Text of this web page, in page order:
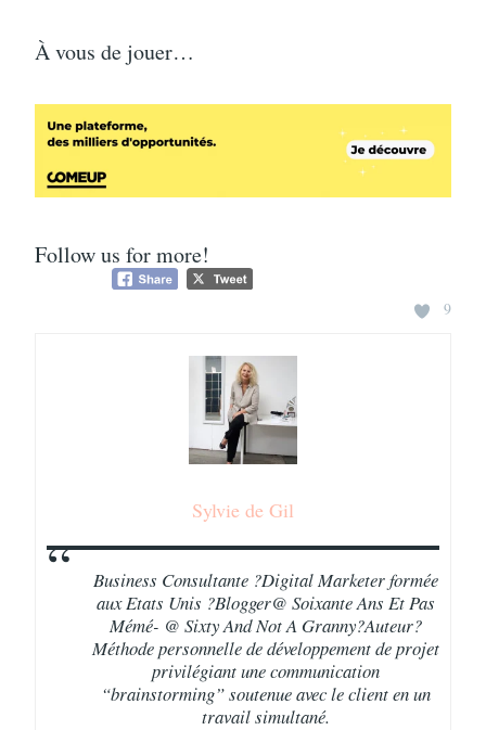
À vous de jouer…
Follow us for more!
9
Sylvie de Gil
Business Consultante ?Digital Marketer formée
aux Etats Unis ?Blogger@ Soixante Ans Et Pas
Mémé- @ Sixty And Not A Granny?Auteur?
Méthode personnelle de développement de projet
privilégiant une communication
“brainstorming” soutenue avec le client en un
travail simultané.